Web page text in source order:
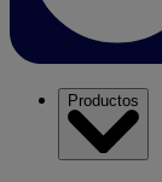
Productos